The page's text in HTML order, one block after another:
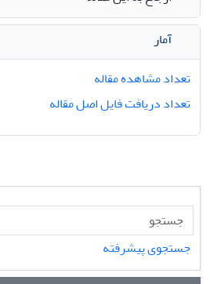
آمار
تعداد مشاهده مقاله
تعداد دریافت فایل اصل مقاله
جستجوی پیشرفته